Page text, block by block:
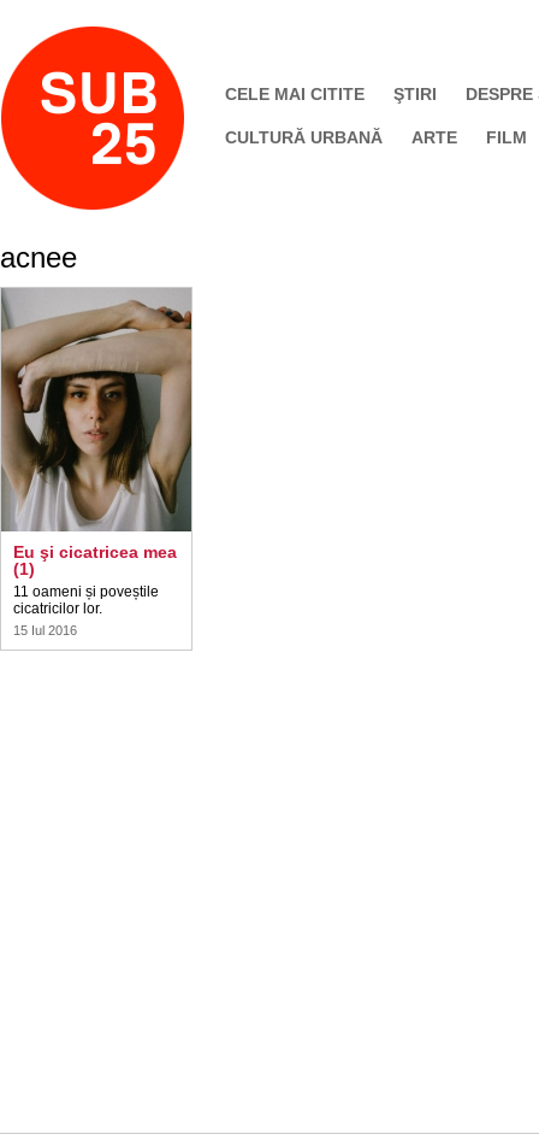
CELE MAI CITITE ŞTIRI DESPRE
CULTURĂ URBANĂ ARTE FILM
acnee
Eu şi cicatricea mea
(1)
11 oameni și poveștile
cicatricilor lor.
15 Iul 2016